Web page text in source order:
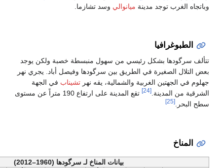
وسد تشازما.
من سهول منبسطة خصبة ولكن يوجد
بين سرگودها وفيصل أباد. يجري نهر
يقه نهرتشينابفي الجهة
تقع المدينة على ارتفاع 190 متراً عن مستوى
أخف